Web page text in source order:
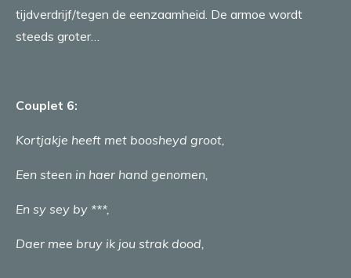
tijdverdrijf/tegen de eenzaamheid. De armoe wordt
steeds groter…
Couplet 6:
Kortjakje heeft met boosheyd groot,
Een steen in haer hand genomen,
En sy sey by ***,
Daer mee bruy ik jou strak dood,